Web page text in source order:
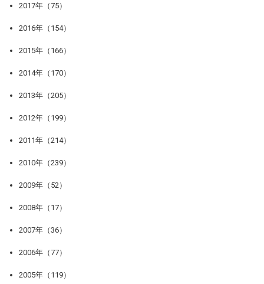
2017年（75）
2016年（154）
2015年（166）
2014年（170）
2013年（205）
2012年（199）
2011年（214）
2010年（239）
2009年（52）
2008年（17）
2007年（36）
2006年（77）
2005年（119）